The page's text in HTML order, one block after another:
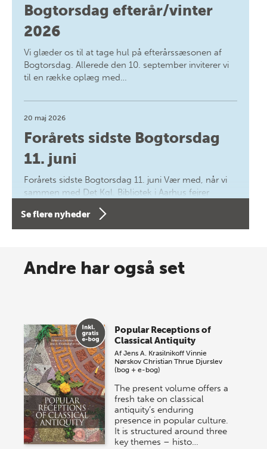
Bogtorsdag efterår/vinter
2026
Vi glæder os til at tage hul på efterårssæsonen af
Bogtorsdag. Allerede den 10. september inviterer vi
til en række oplæg med…
20 maj 2026
Forårets sidste Bogtorsdag
11. juni
Forårets sidste Bogtorsdag 11. juni Vær med, når vi
sammen med Det Kgl. Bibliotek i Aarhus fejrer
forfatterne bag vores nyes…
Spar op til 70% til sommer-
store sommer-lagersalg, så sæt kryds i kalenderen
onsdag den 10. j…
Se flere nyheder
Andre har også set
Popular Receptions of
Classical Antiquity
AfJens A. Krasilnikoff Vinnie
Nørskov Christian Thrue Djurslev
(bog + e-bog)
The present volume offers a
fresh take on classical
antiquity’s enduring
presence in popular culture.
It is structured around three
key themes – histo…